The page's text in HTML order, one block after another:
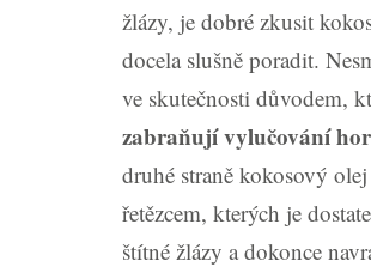
žlázy, je dobré zkusit
docela slušně poradit.
ve skutečnosti důvodem,
zabraňují vylučování
druhé straně kokosový
řetězcem, kterých je
štítné žlázy a dokonce